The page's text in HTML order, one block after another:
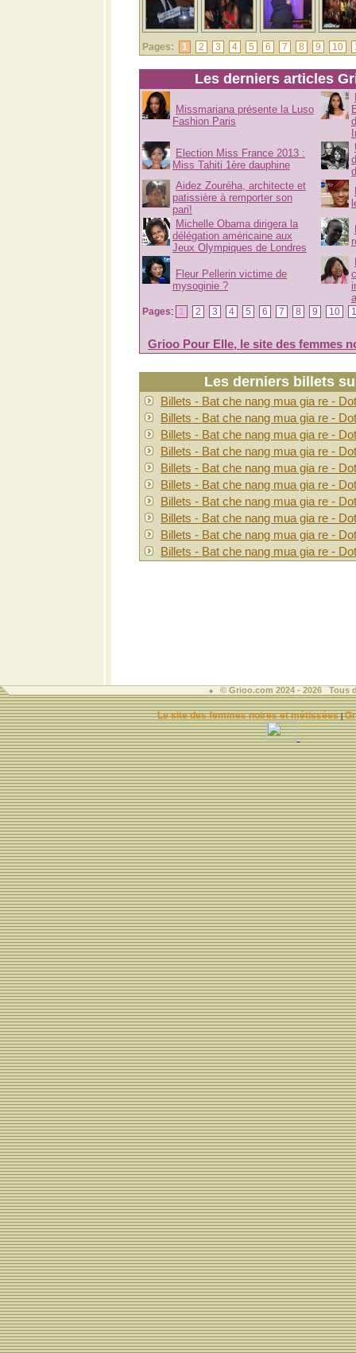
Pages: 1 2 3 4 5 6 7 8 9 10
Les derniers articles
Missmariana présente la Luso
Fashion Paris
Election Miss France 2013 :
Miss Tahiti 1ère dauphine
Aidez Zouréha, architecte et
patissière à remporter son
pari!
Michelle Obama dirigera la
délégation américaine aux
Jeux Olympiques de Londres
Fleur Pellerin victime de
mysoginie ?
Pages: 1 2 3 4 5 6 7 8 9 10
Grioo Pour Elle, le site des femmes
Les derniers billets
Billets - Bat che nang mua gia re -
Billets - Bat che nang mua gia re -
Billets - Bat che nang mua gia re -
Billets - Bat che nang mua gia re -
Billets - Bat che nang mua gia re -
Billets - Bat che nang mua gia re -
Billets - Bat che nang mua gia re -
Billets - Bat che nang mua gia re -
Billets - Bat che nang mua gia re -
Billets - Bat che nang mua gia re -
© Grioo.com 2024 - 2026 Tous
Le site des femmes noires et métissées|